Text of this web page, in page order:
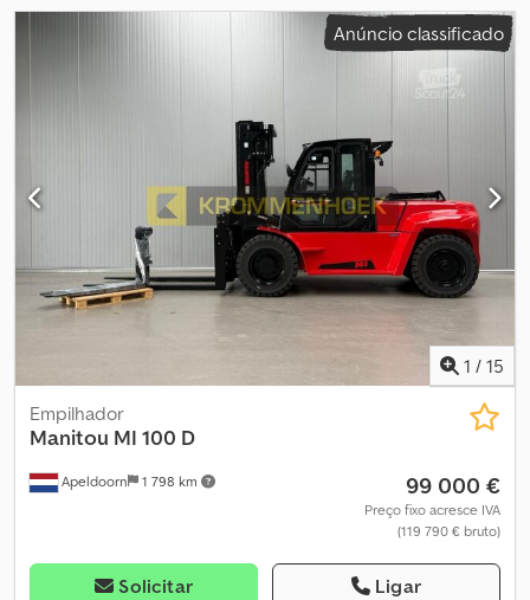
Anúncio classificado
1 / 15
Apeldoorn 1 798 km
Empilhador
Manitou MI 100 D
99 000 €
Preço fixo acresce IVA
(119 790 € bruto)
Solicitar Ligar